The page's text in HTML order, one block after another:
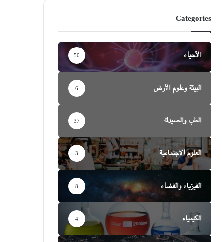
Categories
الأحياء 50
البيئة وعلوم الأرض 6
الطب والصيدلة 37
العلوم الاجتماعية 3
الفيزياء والفضاء 8
الكيمياء 4